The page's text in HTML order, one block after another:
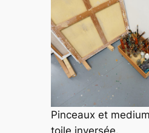
Pinceaux et
toile inversée.